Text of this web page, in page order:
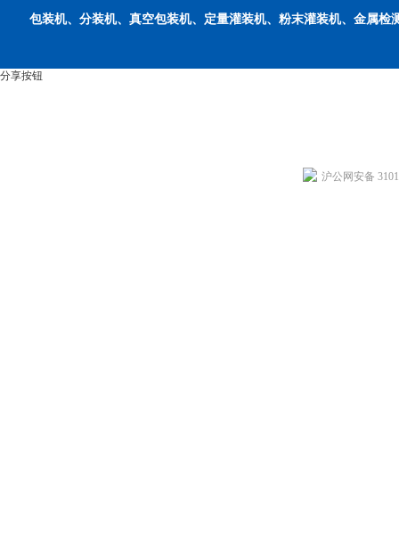
包装机、分装机、真空包装机、定量灌装机、粉末灌装机、金属检
分享按钮
沪公网安备